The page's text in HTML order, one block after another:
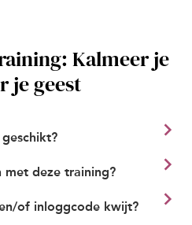
Kalmeer je
je geest
met deze training?
of inloggcode kwijt?